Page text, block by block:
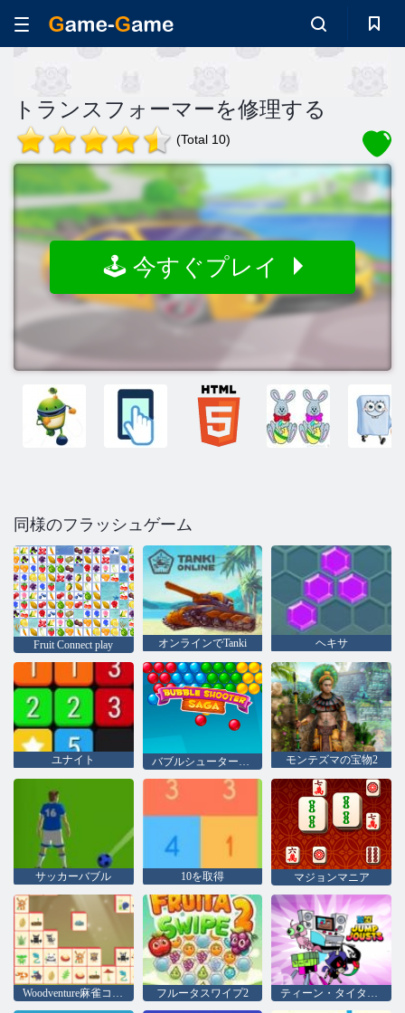
トランスフォーマーを修理する
(Total 10)
🕹️ 今すぐプレイ
同様のフラッシュゲーム
Fruit Connect play オンラインでTanki ヘキサ
ユナイト モンテズマの宝物2
サッカーバブル 10を取得 マジョンマニア
Woodventure麻雀コネクト フルータスワイプ2 ティーン・タイタンズ・ゴー：ジャンプ・ジョーズ